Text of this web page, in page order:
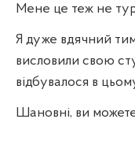
Мене це теж не
Я дуже вдячний
висловили свою
відбувалося в
Шановні, ви